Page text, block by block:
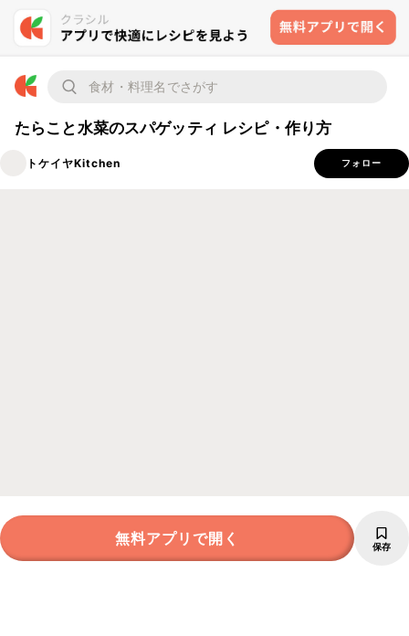
たらこと水菜のスパゲッティ レシピ・作り方
トケイヤKitchen フォロー
無料アプリで開く 保存